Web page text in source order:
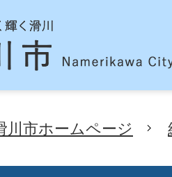
川市ホームページ